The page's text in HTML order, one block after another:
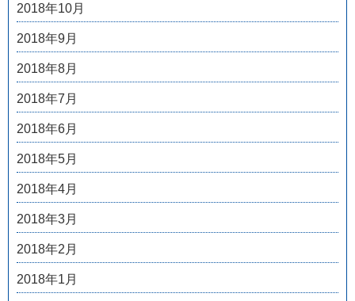
2018年10月
2018年9月
2018年8月
2018年7月
2018年6月
2018年5月
2018年4月
2018年3月
2018年2月
2018年1月